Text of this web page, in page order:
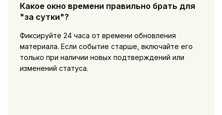
Какое окно времени правильно брать для
"за сутки"?
Фиксируйте 24 часа от времени обновления
материала. Если событие старше, включайте его
только при наличии новых подтверждений или
изменений статуса.